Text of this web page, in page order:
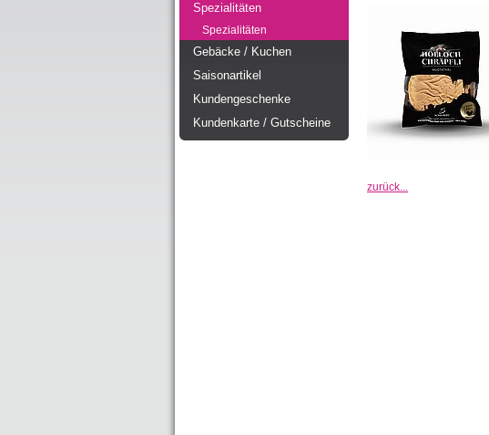
Spezialitäten
Spezialitäten
Gebäcke / Kuchen
Saisonartikel
Kundengeschenke
Kundenkarte / Gutscheine
zurück...